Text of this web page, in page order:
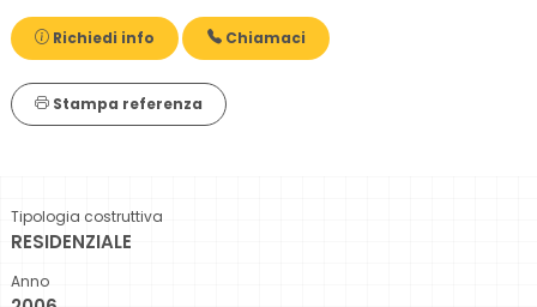
Richiedi info Chiamaci
Stampa referenza
Tipologia costruttiva
RESIDENZIALE
Anno